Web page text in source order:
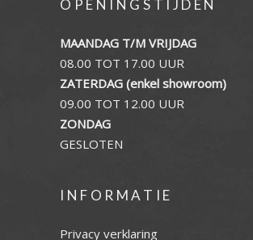
OPENINGSTIJDEN
MAANDAG T/M VRIJDAG
08.00 TOT 17.00 UUR
ZATERDAG (enkel showroom)
09.00 TOT 12.00 UUR
ZONDAG
GESLOTEN
INFORMATIE
Privacy verklaring